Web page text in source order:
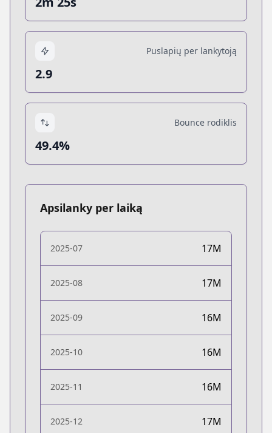
Puslapių per lankytoją
2.9
Bounce rodiklis
49.4%
Apsilanky per laiką
2025-07 17M
2025-08 17M
2025-09 16M
2025-10 16M
2025-11 16M
2025-12 17M